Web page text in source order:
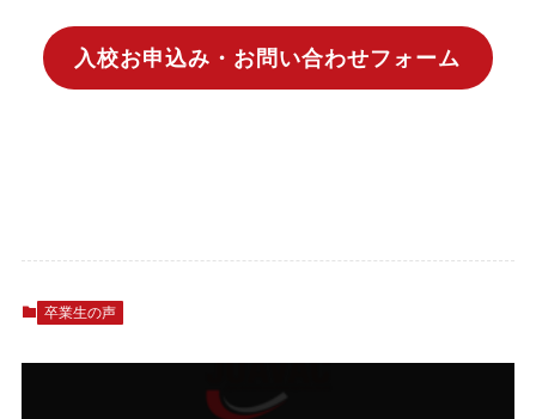
入校お申込み・お問い合わせフォーム
卒業生の声